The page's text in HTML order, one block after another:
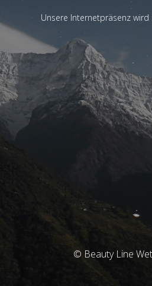
Unsere Internetpräsenz
© Beauty Line